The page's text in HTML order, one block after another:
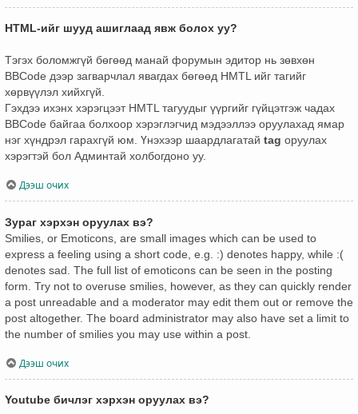
HTML-ийг шууд ашиглаад явж болох уу?
Тэгэх боломжгүй бөгөөд манай форумын эдитор нь зөвхөн
BBCode дээр загварчлал явагдах бөгөөд HMTL ийг тагийг
хөрвүүлэл хийхгүй.
Гэхдээ ихэнх хэрэгцээт HMTL тагуудыг үүргийг гүйцэтгэж чадах
BBCode байгаа болхоор хэрэглэгчид мэдээллээ оруулахад ямар
нэг хүндрэл гарахгүй юм. Үнэхээр шаардлагатай tag оруулах
хэрэгтэй бол Админтай холбогдоно уу.
Дээш очих
Зураг хэрхэн оруулах вэ?
Smilies, or Emoticons, are small images which can be used to
express a feeling using a short code, e.g. :) denotes happy, while :(
denotes sad. The full list of emoticons can be seen in the posting
form. Try not to overuse smilies, however, as they can quickly render
a post unreadable and a moderator may edit them out or remove the
post altogether. The board administrator may also have set a limit to
the number of smilies you may use within a post.
Дээш очих
Youtube бичлэг хэрхэн оруулах вэ?